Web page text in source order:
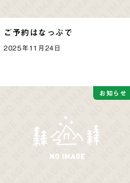
ご予約はなっぷで
2025年11月24日
お知らせ